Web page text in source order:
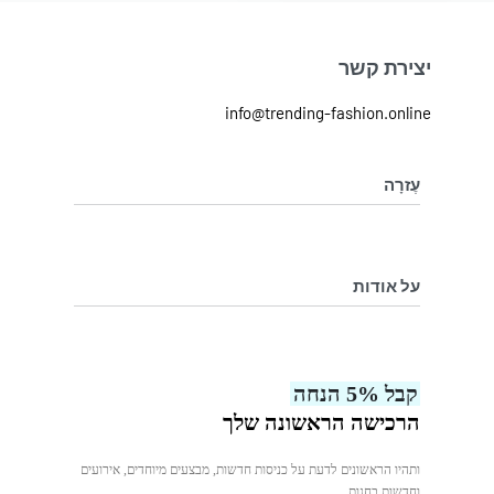
יצירת קשר
info@trending-fashion.online
עֶזרָה
מדיניות פרטיות
על אודות
עלינו
צור קשר
קבל 5% הנחה
הרכישה הראשונה שלך
ותהיו הראשונים לדעת על כניסות חדשות, מבצעים מיוחדים, אירועים